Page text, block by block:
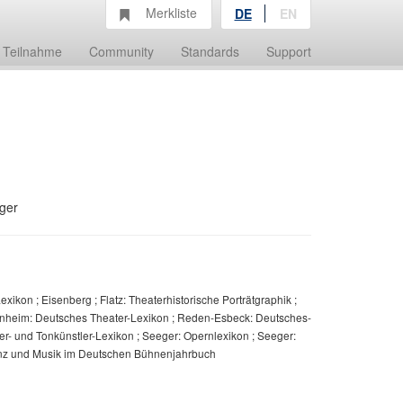
Teilnahme Community Standards Support
Merkliste DE EN
; Eisenberg ; Flatz: Theaterhistorische Porträtgraphik ;
Deutsches Theater-Lexikon ; Reden-Esbeck: Deutsches-
und Tonkünstler-Lexikon ; Seeger: Opernlexikon ; Seeger:
und Musik im Deutschen Bühnenjahrbuch